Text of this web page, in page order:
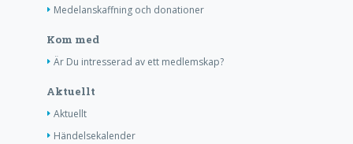
Medelanskaffning och donationer
Kom med
Är Du intresserad av ett medlemskap?
Aktuellt
Aktuellt
Händelsekalender